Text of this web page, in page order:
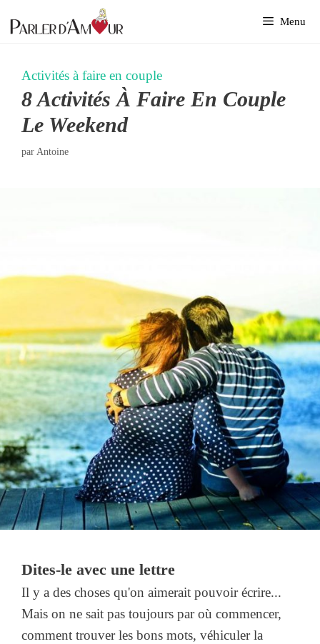
au
Menu
Activités à faire en couple
8 Activités À Faire En Couple
Le Weekend
par Antoine
Dites-le avec une lettre
Il y a des choses qu'on aimerait pouvoir écrire...
Mais on ne sait pas toujours par où commencer,
comment trouver les bons mots, véhiculer la